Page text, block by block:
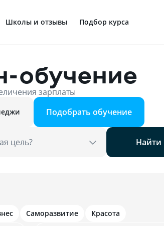
Школы и отзывы Подбор курса
обучение
зарплаты
Подобрать обучение
цель? Найти
Саморазвитие Красота